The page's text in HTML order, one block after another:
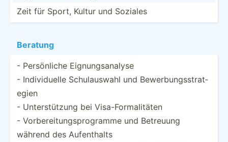
Zeit für Sport, Kultur und Soziales
Beratung
- Persön­liche Eignun­gsa­nalyse
- Indivi­duelle Schula­uswahl und Bewerb­ung­sst­rat­
egien
- Unters­tützung bei Visa-F­orm­ali­täten
- Vorber­eit­ung­spr­ogramme und Betreuung
während des Aufent­halts